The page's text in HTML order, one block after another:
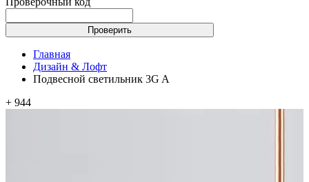
Проверить
Главная
Дизайн & Лофт
Подвесной светильник 3G A
+ 944